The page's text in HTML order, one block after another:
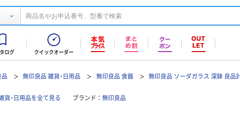
ログ クイックオーダー
品 無印良品 雑貨・日用品 無印良品 食器 無印良品 ソーダガラス 深鉢 良品
貨・日用品を全て見る ブランド 無印良品